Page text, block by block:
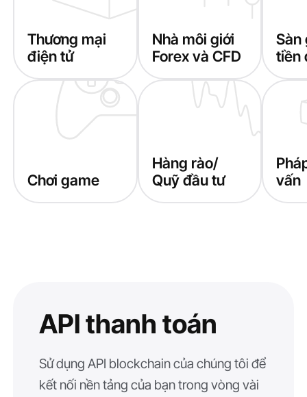
Thương mại
điện tử
Nhà môi giới
Forex và CFD
Sàn
tiền
Chơi game
Hàng rào/
Quỹ đầu tư
vấn
API thanh toán
Sử dụng API blockchain của chúng tôi để
kết nối nền tảng của bạn trong vòng vài